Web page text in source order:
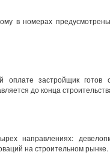
в номерах
застройщик готов
до конца
направлениях:
на строительном рынке.